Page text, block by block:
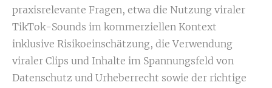
praxisrelevante Fragen, etwa die Nutzung viraler
TikTok-Sounds im kommerziellen Kontext
inklusive Risikoeinschätzung, die Verwendung
viraler Clips und Inhalte im Spannungsfeld von
Datenschutz und Urheberrecht sowie der richtige